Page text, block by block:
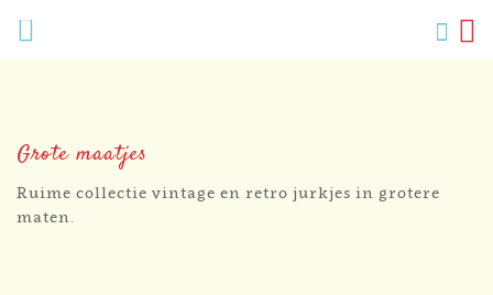
Zoek
Grote maatjes
Ruime collectie vintage en retro jurkjes in grotere
maten.